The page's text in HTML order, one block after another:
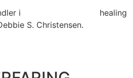
i
healing
S. Christensen.